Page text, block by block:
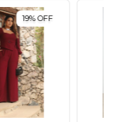
19%OFF